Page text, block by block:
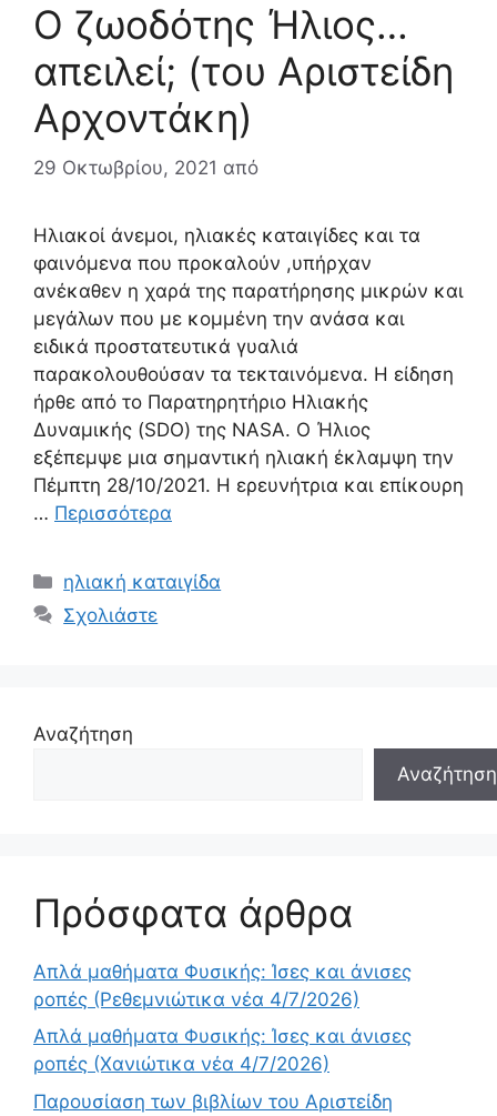
Ο ζωοδότης Ήλιος…
απειλεί; (του Αριστείδη
Αρχοντάκη)
29 Οκτωβρίου, 2021 από
Ηλιακοί άνεμοι, ηλιακές καταιγίδες και τα
φαινόμενα που προκαλούν ,υπήρχαν
ανέκαθεν η χαρά της παρατήρησης μικρών και
μεγάλων που με κομμένη την ανάσα και
ειδικά προστατευτικά γυαλιά
παρακολουθούσαν τα τεκταινόμενα. Η είδηση
ήρθε από το Παρατηρητήριο Ηλιακής
Δυναμικής (SDO) της NASA. Ο Ήλιος
εξέπεμψε μια σημαντική ηλιακή έκλαμψη την
Πέμπτη 28/10/2021. Η ερευνήτρια και επίκουρη
… Περισσότερα
Κατηγορίες
ηλιακή καταιγίδα
Σχολιάστε
Αναζήτηση
Αναζήτηση
Πρόσφατα άρθρα
Απλά μαθήματα Φυσικής: Ίσες και άνισες
ροπές (Ρεθεμνιώτικα νέα 4/7/2026)
Απλά μαθήματα Φυσικής: Ίσες και άνισες
ροπές (Χανιώτικα νέα 4/7/2026)
Παρουσίαση των βιβλίων του Αριστείδη